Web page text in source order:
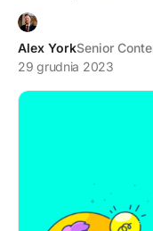
Alex YorkSenior
29 grudnia 2023